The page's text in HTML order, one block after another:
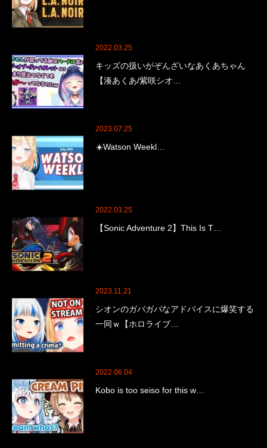
2022.03.25
キッズの扱いがぞんざいなあくあちゃん
【湊あくあ/紫咲シオ…
2023.07.25
☀️Watson Weekl…
2022.03.25
【Sonic Adventure 2】This Is T…
2023.11.21
シオンのガバガバなアドバイスに爆笑する
一同ｗ【ホロライブ…
2022.06.04
Kobo is too seiso for this w…